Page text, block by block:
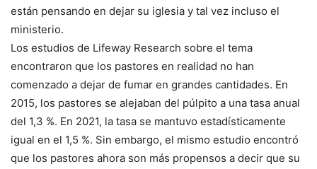
están pensando en dejar su iglesia y tal vez incluso el
ministerio.
Los estudios de Lifeway Research sobre el tema
encontraron que los pastores en realidad no han
comenzado a dejar de fumar en grandes cantidades. En
2015, los pastores se alejaban del púlpito a una tasa anual
del 1,3 %. En 2021, la tasa se mantuvo estadísticamente
igual en el 1,5 %. Sin embargo, el mismo estudio encontró
que los pastores ahora son más propensos a decir que su